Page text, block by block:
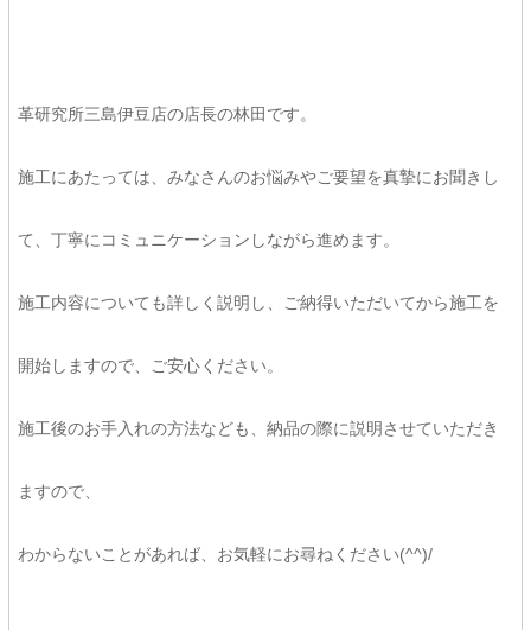
革研究所三島伊豆店の店長の林田です。
施工にあたっては、みなさんのお悩みやご要望を真摯にお聞きし
て、丁寧にコミュニケーションしながら進めます。
施工内容についても詳しく説明し、ご納得いただいてから施工を
開始しますので、ご安心ください。
施工後のお手入れの方法なども、納品の際に説明させていただき
ますので、
わからないことがあれば、お気軽にお尋ねください(^^)/